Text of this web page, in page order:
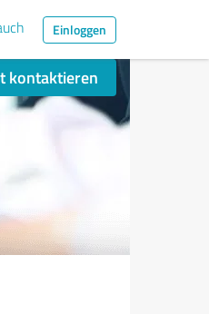
Einloggen
kontaktieren